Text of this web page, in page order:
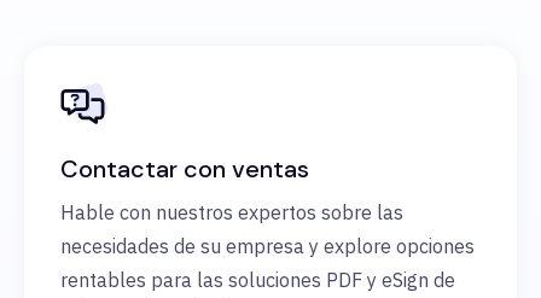
Contactar con ventas
Hable con nuestros expertos sobre las
necesidades de su empresa y explore opciones
rentables para las soluciones PDF y eSign de